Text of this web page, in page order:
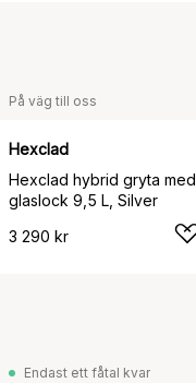
På väg till oss
Hexclad
Hexclad hybrid gryta med
glaslock 9,5 L, Silver
3 290 kr
Endast ett fåtal kvar